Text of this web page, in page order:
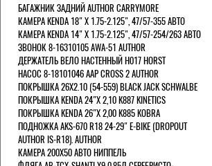
БАГАЖНИК ЗАДНИЙ AUTHOR CARRYMORE
КАМЕРА KENDA 18" Х 1.75-2.125", 47/57-355 АВТО
КАМЕРА KENDA 14" Х 1.75-2.125", 47/57-254/263 АВТО
ЗВОНОК 8-16310105 AWA-51 AUTHOR
ДЕРЖАТЕЛЬ ВЕЛО НАСТЕННЫЙ H017 HORST
НАСОС 8-18101046 AAP CROSS 2 AUTHOR
ПОКРЫШКА 26X2.10 (54-559) BLACK JACK SCHWALBE
ПОКРЫШКА KENDA 24"Х 2,10 K887 KINETICS
ПОКРЫШКА KENDA 26"Х 2,00 K885 KOBRA
ПОДНОЖКА AKS-670 R18 24-29" E-BIKE (DROPOUT
AUTHOR IS-R18). AUTHOR
КАМЕРА 200Х50 АВТО НИППЕЛЬ